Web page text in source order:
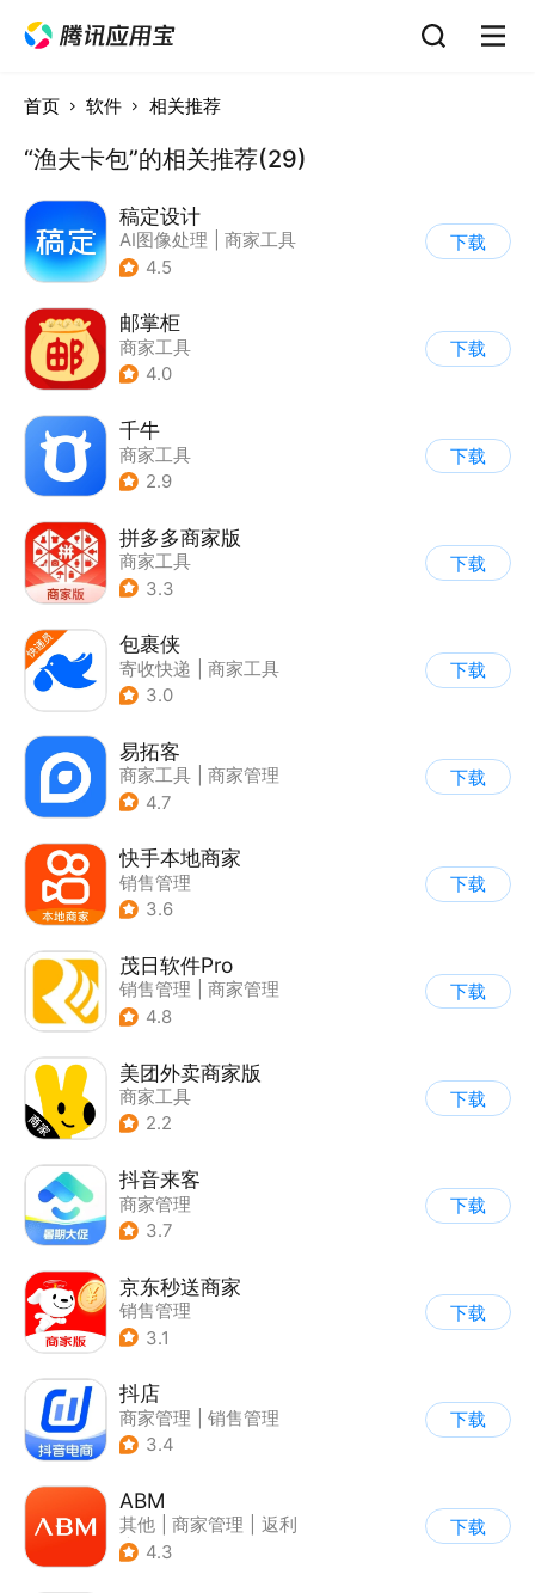
首页 软件 相关推荐
“渔夫卡包”的相关推荐(29)
稿定设计
AI图像处理
商家工具
4.5
下载
邮掌柜
商家工具
4.0
下载
千牛
商家工具
2.9
下载
拼多多商家版
商家工具
3.3
下载
包裹侠
寄收快递
商家工具
3.0
下载
易拓客
商家工具
商家管理
4.7
下载
快手本地商家
销售管理
3.6
下载
茂日软件Pro
销售管理
商家管理
4.8
下载
美团外卖商家版
商家工具
2.2
下载
抖音来客
商家管理
3.7
下载
京东秒送商家
销售管理
3.1
下载
抖店
商家管理
销售管理
3.4
下载
ABM
其他 商家管理
返利
| 海淘
4.3
下载